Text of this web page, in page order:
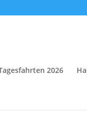
2026